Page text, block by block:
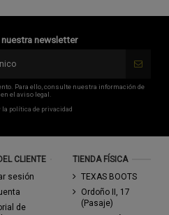
newsletter
Para ello, consulte nuestra información de
el aviso legal.
la política de privacidad
CLIENTE
sesión
de
TIENDA FÍSICA
TEXAS BOOTS
Ordoño II, 17
(Pasaje)